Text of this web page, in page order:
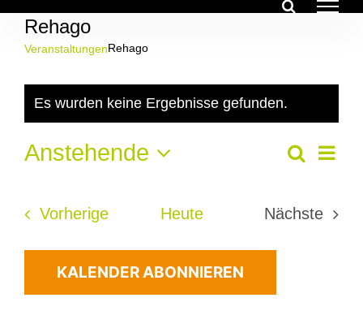
Inhalt
springen
Rehago
VeranstaltungenRehago
Veranstaltungen
Hinweis
Es wurden keine Ergebnisse gefunden.
Suche
und
Suche
Liste
Anstehende
wählen.
VorherigeVeranstaltungen
Heute
Nächste
KALENDER ABONNIEREN